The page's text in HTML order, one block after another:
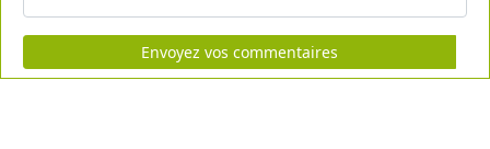
Envoyez vos commentaires